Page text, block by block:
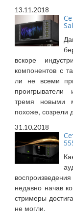
13.11.2018
вскоре
компонентов с
ли не всеми
тремя новыми
похоже, созрели
31.10.2018
недавно начав
стримеры
не могли.